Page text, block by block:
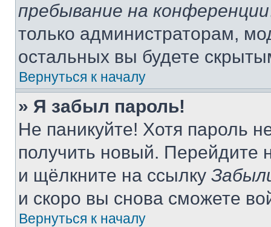
пребывание на конференции
только администраторам,
остальных вы будете
Вернуться к началу
» Я забыл пароль!
Не паникуйте! Хотя пароль
получить новый. Перейдите
и щёлкните на ссылку
и скоро вы снова сможете
Вернуться к началу